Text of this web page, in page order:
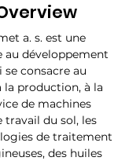
a. s. est une
au développement
consacre au
la production, à la
de machines
travail du sol, les
de traitement
des huiles